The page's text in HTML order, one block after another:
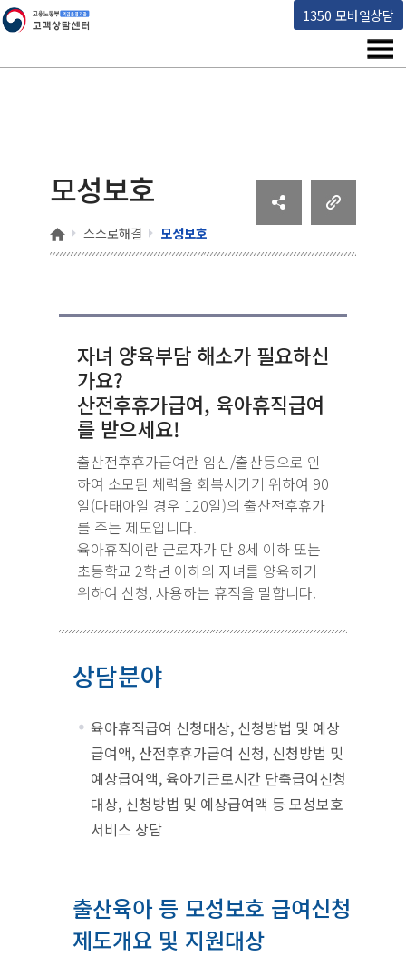
1350 모바일상담
고용노동부 책임운영기관 고객상담센터
메
모성보호
홈 스스로해결 모성보호
자녀 양육부담 해소가 필요하신
가요?
산전후휴가급여, 육아휴직급여
를 받으세요!
출산전후휴가급여란 임신/출산등으로 인
하여 소모된 체력을 회복시키기 위하여 90
일(다태아일 경우 120일)의 출산전후휴가
를 주는 제도입니다.
육아휴직이란 근로자가 만 8세 이하 또는
초등학교 2학년 이하의 자녀를 양육하기
위하여 신청, 사용하는 휴직을 말합니다.
상담분야
육아휴직급여 신청대상, 신청방법 및 예상
급여액, 산전후휴가급여 신청, 신청방법 및
예상급여액, 육아기근로시간 단축급여신청
대상, 신청방법 및 예상급여액 등 모성보호
서비스 상담
출산육아 등 모성보호 급여신청
제도개요 및 지원대상